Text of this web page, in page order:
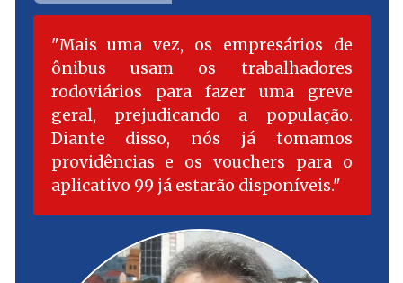
Mais uma vez, os empresários de
ônibus usam os trabalhadores
rodoviários para fazer uma greve
geral, prejudicando a população.
Diante disso, nós já tomamos
providências e os vouchers para o
aplicativo 99 já estarão disponíveis.